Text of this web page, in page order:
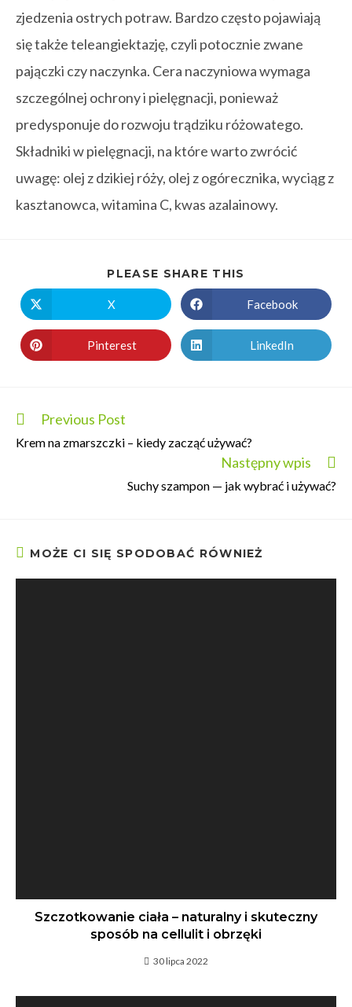
zjedzenia ostrych potraw. Bardzo często pojawiają
się także teleangiektazję, czyli potocznie zwane
pajączki czy naczynka. Cera naczyniowa wymaga
szczególnej ochrony i pielęgnacji, ponieważ
predysponuje do rozwoju trądziku różowatego.
Składniki w pielęgnacji, na które warto zwrócić
uwagę: olej z dzikiej róży, olej z ogórecznika, wyciąg z
kasztanowca, witamina C, kwas azalainowy.
PLEASE SHARE THIS
X Facebook
Pinterest LinkedIn
Previous Post
Krem na zmarszczki – kiedy zacząć używać?
Następny wpis
Suchy szampon — jak wybrać i używać?
MOŻE CI SIĘ SPODOBAĆ RÓWNIEŻ
Szczotkowanie ciała – naturalny i skuteczny
sposób na cellulit i obrzęki
30 lipca 2022